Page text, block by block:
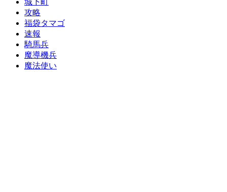
城下町
攻略
福袋タマゴ
速報
騎馬兵
魔導機兵
魔法使い